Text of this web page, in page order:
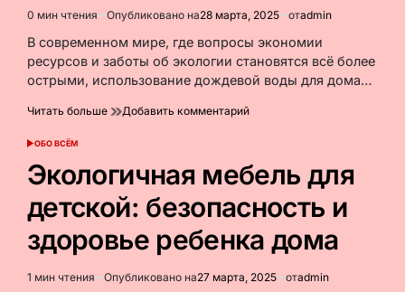
Расчётное
время
чтения
0 мин чтения Опубликовано на28 марта, 2025 отadmin
В современном мире, где вопросы экономии
ресурсов и заботы об экологии становятся всё более
острыми, использование дождевой воды для дома…
Читать больше Добавить комментарийк
дома:
ресурсов
защита
экологии
ОПУБЛИКОВАНО
ОБО ВСЁМ
Экологичная мебель для
детской: безопасность и
здоровье ребенка дома
Расчётное
1 мин чтения Опубликовано на27 марта, 2025 отadmin